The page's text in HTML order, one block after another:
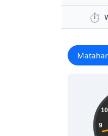
⏱️
9
10